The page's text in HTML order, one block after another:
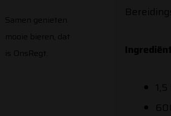
Samen genieten
mooie bieren, dat
is OnsRegt.